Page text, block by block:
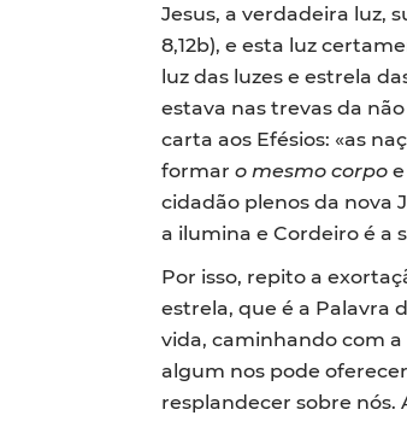
Jesus, a verdadeira luz,
8,12b), e esta luz
luz das luzes e estrela
estava nas trevas da
carta aos Efésios: «as
formaro mesmo corpo
cidadão plenos da nova
a ilumina e Cordeiro é a
Por isso, repito a
estrela, que é a Palavra
vida, caminhando com
algum nos pode
resplandecer sobre nós.